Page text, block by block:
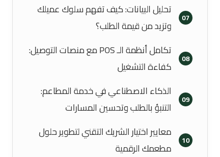
07
تحليل البيانات: كيف تفهم سلوك عميلك
وتزيد من قيمة الطلب؟
08
تكامل أنظمة الـ POS مع منصات التوصيل:
كفاءة التشغيل
09
الذكاء الاصطناعي في خدمة المطاعم:
التنبؤ بالطلب وتحسين المسارات
10
معايير اختيار الشريك التقني لتطوير حلول
مطعمك الرقمية